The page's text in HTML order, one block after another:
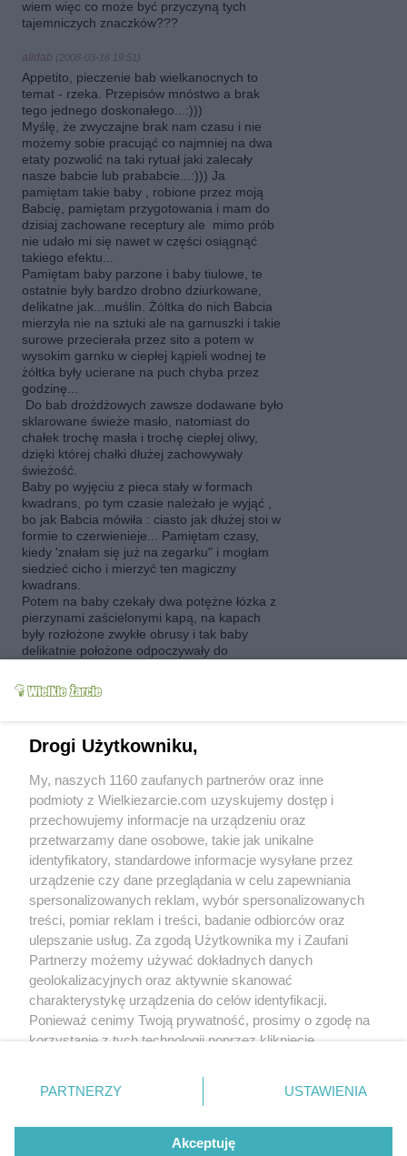
wiem więc co może być przyczyną tych
tajemniczych znaczków???
alidab (2008-03-16 19:51)
Appetito, pieczenie bab wielkanocnych to
temat - rzeka. Przepisów mnóstwo a brak
tego jednego doskonałego...:)))
Myślę, że zwyczajne brak nam czasu i nie
możemy sobie pracująć co najmniej na dwa
etaty pozwolić na taki rytuał jaki zalecały
nasze babcie lub prababcie...:))) Ja
pamiętam takie baby , robione przez moją
Babcię, pamiętam przygotowania i mam do
dzisiaj zachowane receptury ale mimo prób
nie udało mi się nawet w części osiągnąć
takiego efektu...
Pamiętam baby parzone i baby tiulowe, te
ostatnie były bardzo drobno dziurkowane,
delikatne jak...muślin. Żóltka do nich Babcia
mierzyła nie na sztuki ale na garnuszki i takie
surowe przecierała przez sito a potem w
wysokim garnku w ciepłej kąpieli wodnej te
żółtka były ucierane na puch chyba przez
godzinę...
Do bab drożdżowych zawsze dodawane było
sklarowane świeże masło, natomiast do
chałek trochę masła i trochę ciepłej oliwy,
dzięki której chałki dłużej zachowywały
świeżość.
Baby po wyjęciu z pieca stały w formach
kwadrans, po tym czasie należało je wyjąć ,
bo jak Babcia mówiła : ciasto jak dłużej stoi w
formie to czerwienieje... Pamiętam czasy,
kiedy 'znałam się już na zegarku" i mogłam
siedzieć cicho i mierzyć ten magiczny
kwadrans.
Potem na baby czekały dwa potężne łózka z
pierzynami zaścielonymi kapą, na kapach
były rozłożone zwykłe obrusy i tak baby
delikatnie położone odpoczywały do
niestety nie znam tamtych czasów ale też
pamiętam z jakim pietyzmem poschodzila do
ciasto! U mnie nie bylo tradycji mazurków,
były wielkie drożdżowe baby, któtych smak
pozostał jako jedno z najpiękniejszych
wspomnień z dzieciństwa. Myślę, że
tajemnica cała tkwi w dużej mierze w czym
pieczone są baby (chodzi mi o piec) no i świat
już nie ten..niestety. Jesteś niewątpliwie
fachowcem jeżeli chodzi o drożdżowe, Twoje
cenne doświadczenie w tym temacie byłoby
dla niejednej(go) z nas skarbem, może
uchylisz rąbka tej "wiedzy tajemnej"
proszę...;-)))
Ave (2008-03-17 00:03)
Alidab, chyba nie uda Ci sie uciec od tego
tematu ;)))))))
Napisz do nas
Regulamin
Drogi Użytkowniku,
My, naszych 1160 zaufanych partnerów oraz inne
podmioty z Wielkiezarcie.com uzyskujemy dostęp i
przechowujemy informacje na urządzeniu oraz
przetwarzamy dane osobowe, takie jak unikalne
identyfikatory, standardowe informacje wysyłane przez
urządzenie czy dane przeglądania w celu zapewniania
spersonalizowanych reklam, wybór spersonalizowanych
treści, pomiar reklam i treści, badanie odbiorców oraz
ulepszanie usług. Za zgodą Użytkownika my i Zaufani
Partnerzy możemy używać dokładnych danych
geolokalizacyjnych oraz aktywnie skanować
charakterystykę urządzenia do celów identyfikacji.
Ponieważ cenimy Twoją prywatność, prosimy o zgodę na
korzystanie z tych technologii poprzez kliknięcie
zmienić/wycofać klikając przycisk ustawień prywatności
znajdujący się w lewym dolnym rogu strony
rodzaje przetwarzania danych nie wymagają zgody
użytkownika, ale masz prawo sprzeciwić się takiemu
PARTNERZY USTAWIENIA
Akceptuję